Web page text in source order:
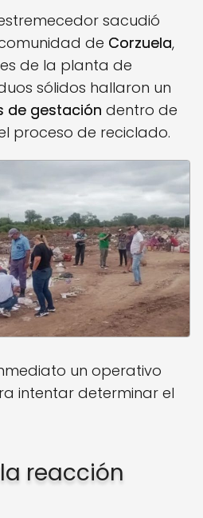
sacudió
de Corzuela,
de la planta de
sólidos hallaron un
de gestación dentro de
proceso de reciclado.
un operativo
intentar determinar el
reacción